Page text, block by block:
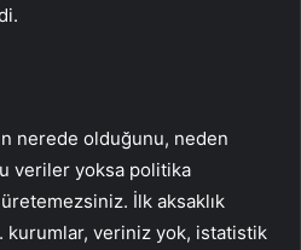
nerede olduğunu, neden
veriler yoksa politika
İlk aksaklık
kurumlar, veriniz yok, istatistik